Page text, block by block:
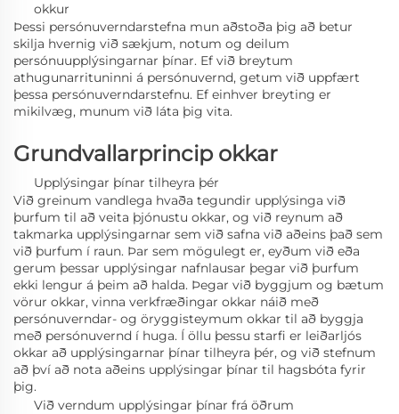
okkur
Þessi persónuverndarstefna mun aðstoða þig að betur
skilja hvernig við sækjum, notum og deilum
persónuupplýsingarnar þínar. Ef við breytum
athugunarrituninni á persónuvernd, getum við uppfært
þessa persónuverndarstefnu. Ef einhver breyting er
mikilvæg, munum við láta þig vita.
Grundvallarprincip okkar
Upplýsingar þínar tilheyra þér
Við greinum vandlega hvaða tegundir upplýsinga við
þurfum til að veita þjónustu okkar, og við reynum að
takmarka upplýsingarnar sem við safna við aðeins það sem
við þurfum í raun. Þar sem mögulegt er, eyðum við eða
gerum þessar upplýsingar nafnlausar þegar við þurfum
ekki lengur á þeim að halda. Þegar við byggjum og bætum
vörur okkar, vinna verkfræðingar okkar náið með
persónuverndar- og öryggisteymum okkar til að byggja
með persónuvernd í huga. Í öllu þessu starfi er leiðarljós
okkar að upplýsingarnar þínar tilheyra þér, og við stefnum
að því að nota aðeins upplýsingar þínar til hagsbóta fyrir
þig.
Við verndum upplýsingar þínar frá öðrum